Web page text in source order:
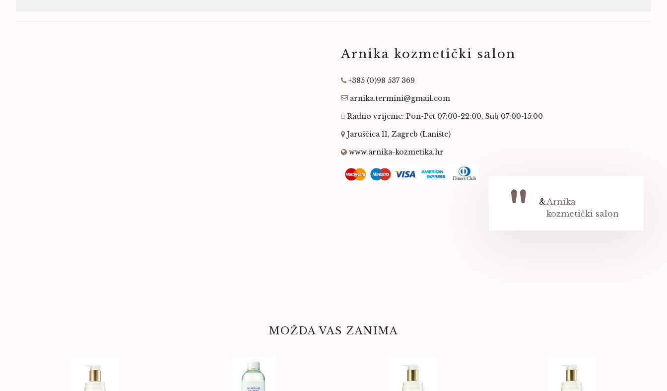
Arnika kozmetički salon
+385 (0)98 537 369
arnika.termini@gmail.com
Radno vrijeme: Pon-Pet 07:00-22:00, Sub 07:00-15:00
Jaruščica 11, Zagreb (Lanište)
www.arnika-kozmetika.hr
&Arnika
kozmetički salon
MOŽDA VAS ZANIMA